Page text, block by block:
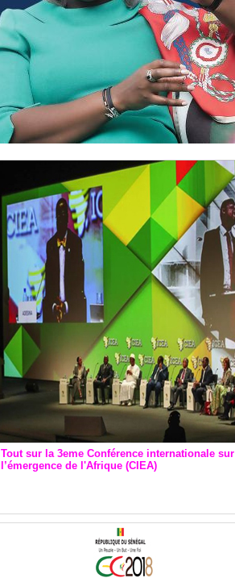
Tout sur la 3eme Conférence internationale sur
l’émergence de l'Afrique (CIEA)